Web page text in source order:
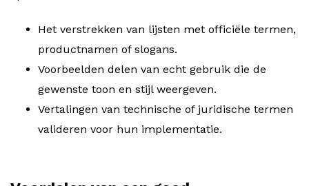
Het verstrekken van lijsten met officiële termen,
productnamen of slogans.
Voorbeelden delen van echt gebruik die de
gewenste toon en stijl weergeven.
Vertalingen van technische of juridische termen
valideren voor hun implementatie.